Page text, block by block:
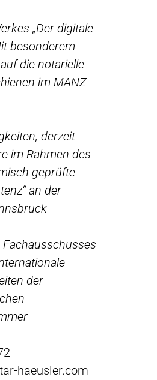
„Der digitale
besonderem
die notarielle
im MANZ
derzeit
im Rahmen des
geprüfte
an der
der
haeusler.com